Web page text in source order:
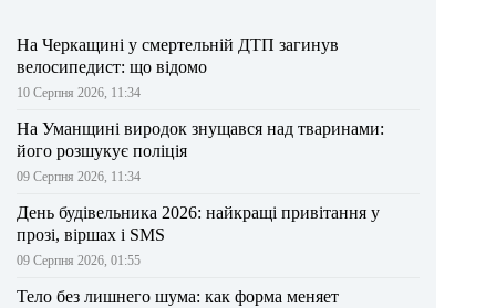
На Черкащині у смертельній ДТП загинув
велосипедист: що відомо
10 Серпня 2026, 11:34
На Уманщині виродок знущався над тваринами:
його розшукує поліція
09 Серпня 2026, 11:34
День будівельника 2026: найкращі привітання у
прозі, віршах і SMS
09 Серпня 2026, 01:55
Тело без лишнего шума: как форма меняет